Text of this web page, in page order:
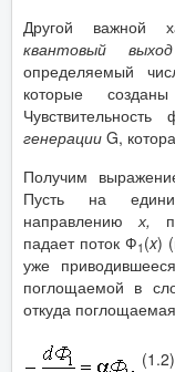
Другой важной
квантовый
определяемый
которые
генерации G,
Получим
Пусть на
направлениюх,
падает поток Ф1 (x)
уже
поглощаемой в
откуда
(1.2)